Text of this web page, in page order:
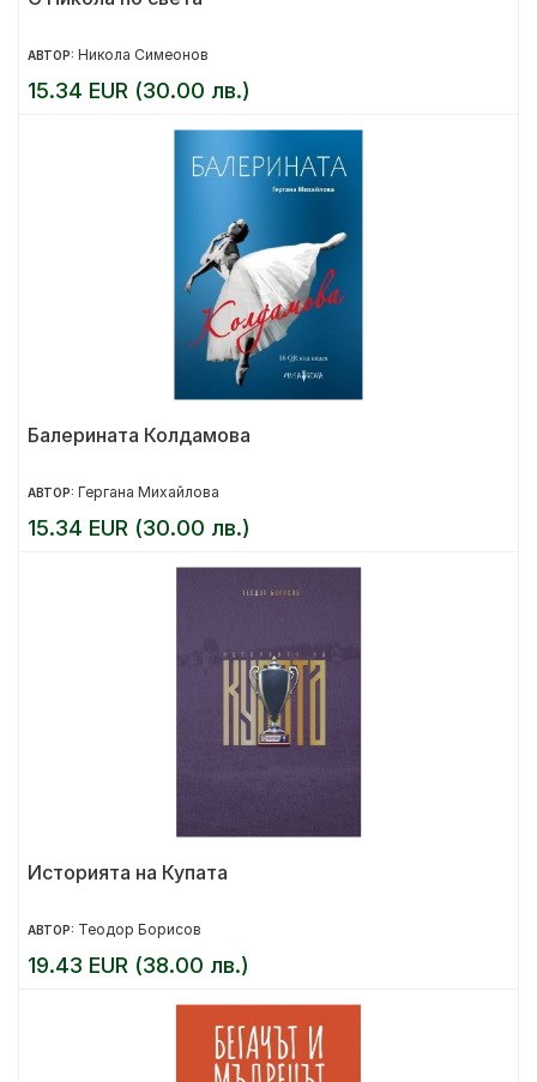
АВТОР: Никола Симеонов
15.34 EUR (30.00 лв.)
Балерината Колдамова
АВТОР: Гергана Михайлова
15.34 EUR (30.00 лв.)
Историята на Купата
АВТОР: Теодор Борисов
19.43 EUR (38.00 лв.)